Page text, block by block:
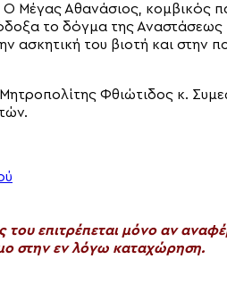
Μέγας Αθανάσιος, κομβικός
το δόγμα της Αναστάσεως
ασκητική του βιοτή και στην
Φθιώτιδος κ.
επιτρέπεται μόνο αν
στην εν λόγω καταχώρηση.